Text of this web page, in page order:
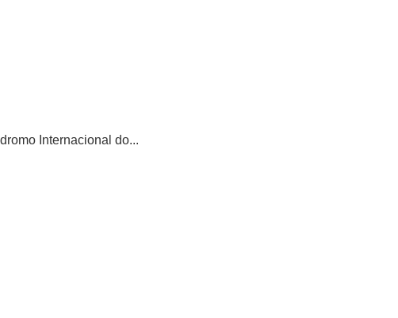
Internacional do...